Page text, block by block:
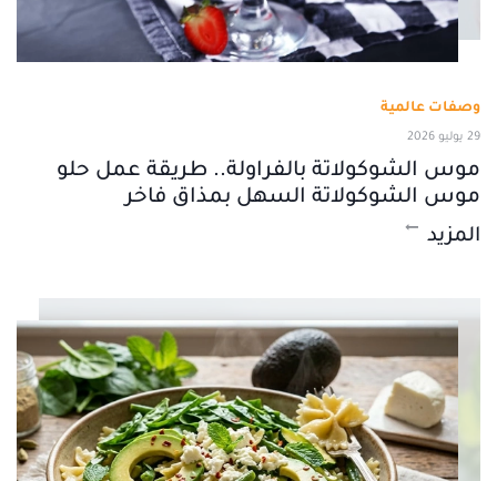
وصفات عالمية
29 يوليو 2026
موس الشوكولاتة بالفراولة.. طريقة عمل حلو
موس الشوكولاتة السهل بمذاق فاخر
المزيد